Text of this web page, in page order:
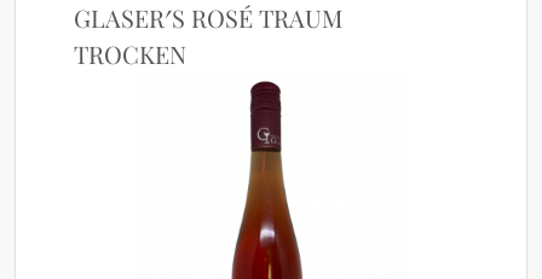
GLASER′S ROSÉ TRAUM
TROCKEN